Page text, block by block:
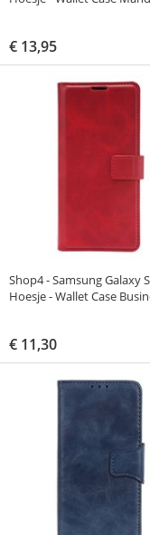
€ 13,95
Shop4 - Samsung Galaxy
Hoesje - Wallet Case
€ 11,30